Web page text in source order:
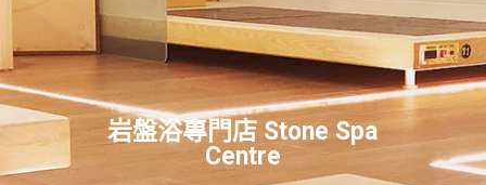
岩盤浴專門店 Stone Spa
Centre